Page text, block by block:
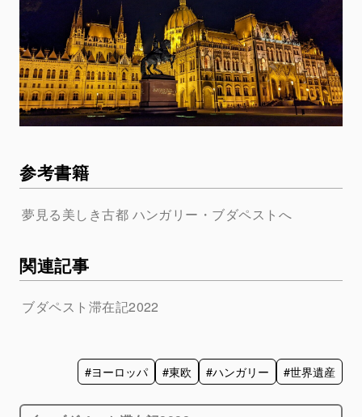
参考書籍
夢見る美しき古都 ハンガリー・ブダペストへ
関連記事
ブダペスト滞在記2022
#ヨーロッパ #東欧 #ハンガリー #世界遺産